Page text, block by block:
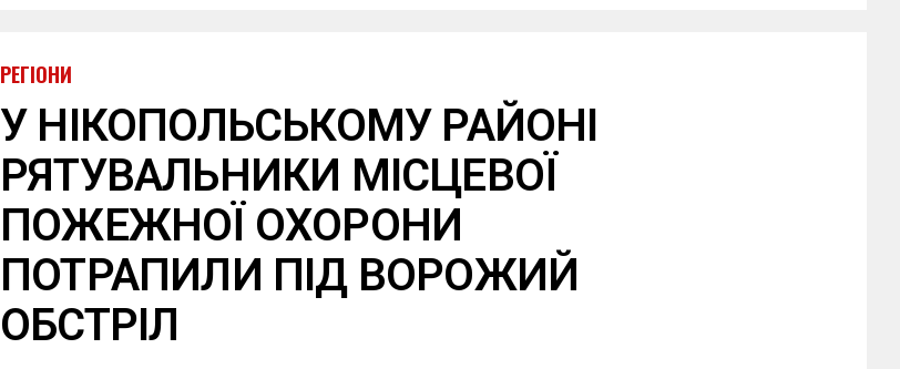
РЕГІОНИ
У НІКОПОЛЬСЬКОМУ РАЙОНІ
РЯТУВАЛЬНИКИ МІСЦЕВОЇ
ПОЖЕЖНОЇ ОХОРОНИ
ПОТРАПИЛИ ПІД ВОРОЖИЙ
ОБСТРІЛ